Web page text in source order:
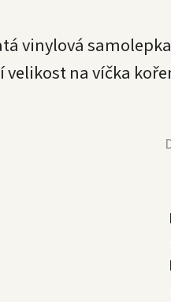
vinylová
velikost na víčka